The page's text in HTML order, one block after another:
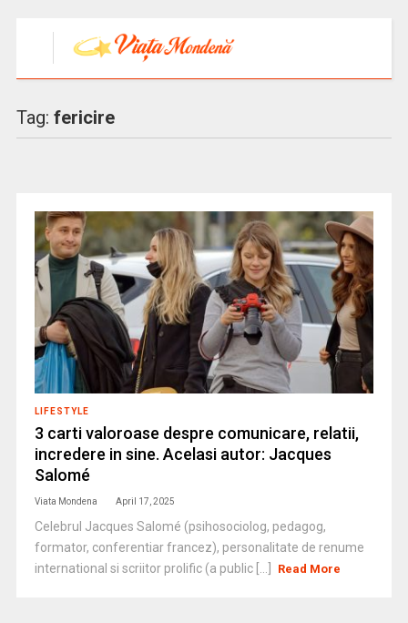
Tag: fericire
LIFESTYLE
3 carti valoroase despre comunicare, relatii,
incredere in sine. Acelasi autor: Jacques
Salomé
Viata Mondena April 17, 2025
Celebrul Jacques Salomé (psihosociolog, pedagog,
formator, conferentiar francez), personalitate de renume
international si scriitor prolific (a public [...]
Read More